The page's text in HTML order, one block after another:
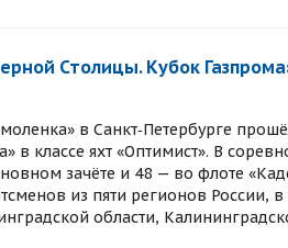
Столицы. Кубок
в Санкт‑Петербурге
в классе яхт «Оптимист». В
зачёте и 48 — во флоте
из пяти регионов России, в
области,